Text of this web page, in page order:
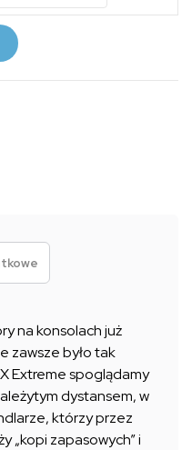
na konsolach już
zawsze było tak
Extreme spoglądamy
dystansem, w
którzy przez
„kopi zapasowych” i